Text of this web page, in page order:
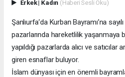
Erkek| Kadın (Haberi Sesli Oku)
Şanlıurfa’da Kurban Bayramı’na
pazarlarında hareketlilik yaşanmaya
yapıldığı pazarlarda alıcı ve
giren esnaflar buluyor.
İslam dünyası için en önemli